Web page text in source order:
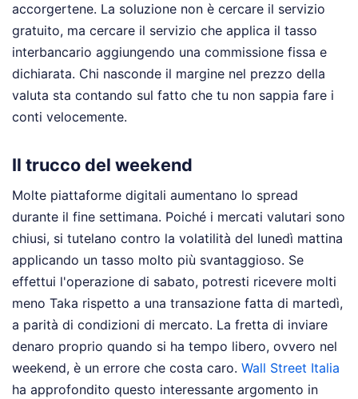
accorgertene. La soluzione non è cercare il servizio
gratuito, ma cercare il servizio che applica il tasso
interbancario aggiungendo una commissione fissa e
dichiarata. Chi nasconde il margine nel prezzo della
valuta sta contando sul fatto che tu non sappia fare i
conti velocemente.
Il trucco del weekend
Molte piattaforme digitali aumentano lo spread
durante il fine settimana. Poiché i mercati valutari sono
chiusi, si tutelano contro la volatilità del lunedì mattina
applicando un tasso molto più svantaggioso. Se
effettui l'operazione di sabato, potresti ricevere molti
meno Taka rispetto a una transazione fatta di martedì,
a parità di condizioni di mercato. La fretta di inviare
denaro proprio quando si ha tempo libero, ovvero nel
weekend, è un errore che costa caro. Wall Street Italia
ha approfondito questo interessante argomento in